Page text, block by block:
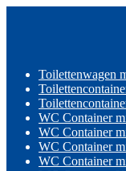
Toilettenwagen
WC Container
WC Container
WC Container
WC Container